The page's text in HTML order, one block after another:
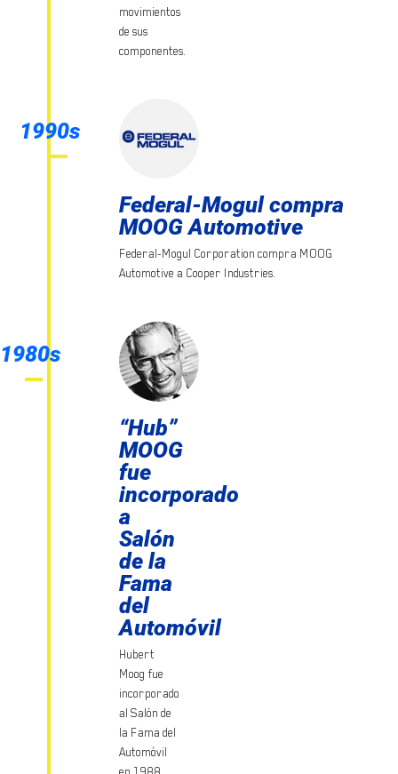
movimientos
de sus
componentes.
1990s
Federal-Mogul compra
MOOG Automotive
Federal-Mogul Corporation compra MOOG
Automotive a Cooper Industries.
1980s
“Hub”
MOOG
fue
incorporado
a
Salón
de la
Fama
del
Automóvil
Hubert
Moog fue
incorporado
al Salón de
la Fama del
Automóvil